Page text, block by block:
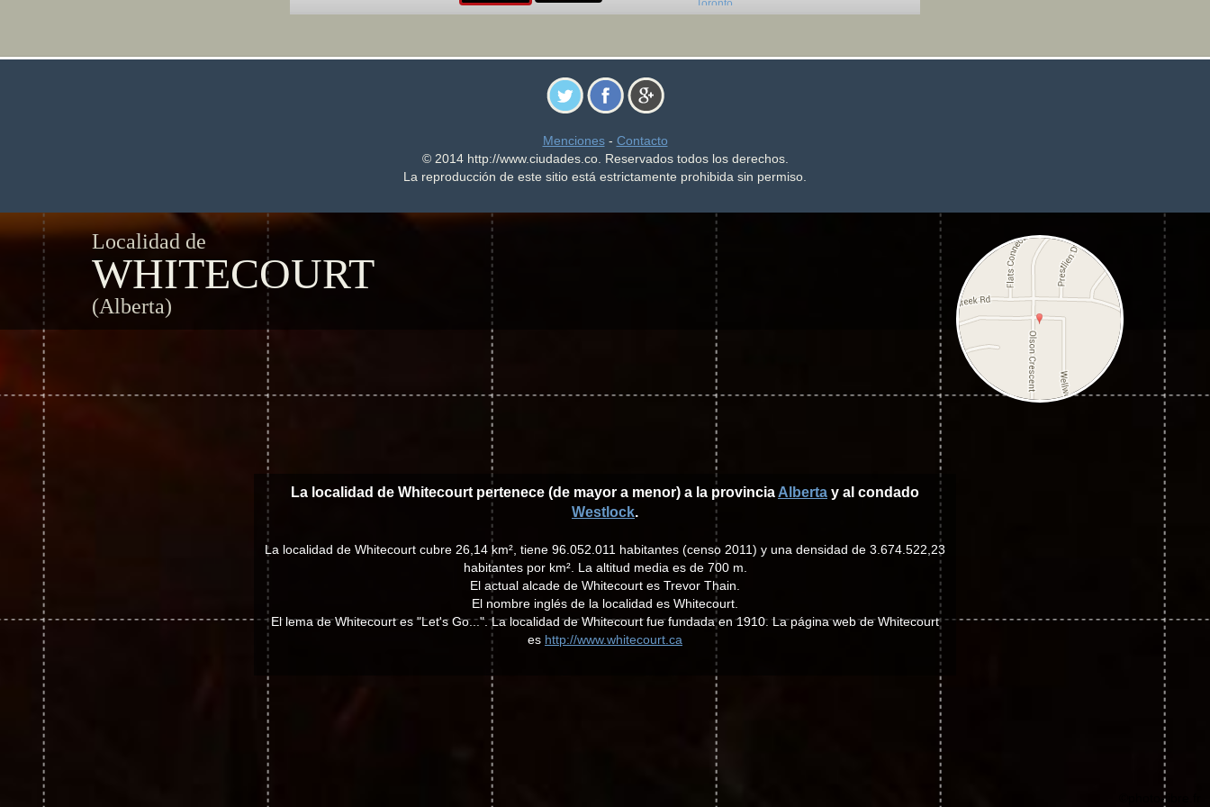
Menciones- Contacto
© 2014 http://www.ciudades.co. Reservados todos los derechos.
La reproducción de este sitio está estrictamente prohibida sin permiso.
Localidad de
WHITECOURT
(Alberta)
La localidad de Whitecourt pertenece (de mayor a menor) a la provincia Alberta y al condado
Westlock.
La localidad de Whitecourt cubre 26,14 km², tiene 96.052.011 habitantes (censo 2011) y una densidad de 3.674.522,23
habitantes por km². La altitud media es de 700 m.
El actual alcade de Whitecourt es Trevor Thain.
El nombre inglés de la localidad es Whitecourt.
El lema de Whitecourt es "Let's Go...". La localidad de Whitecourt fue fundada en 1910. La página web de Whitecourt
es http://www.whitecourt.ca
©photo-libre.fr